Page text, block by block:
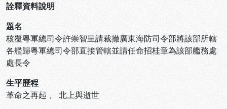
詮釋資料說明
題名
核覆粵軍總司令許崇智呈請裁撤廣東海防司令部將該部所轄
各艦歸粵軍總司令部直接管轄並請任命招桂章為該部艦務處
處長令
生平歷程
革命之再起 、 北上與逝世